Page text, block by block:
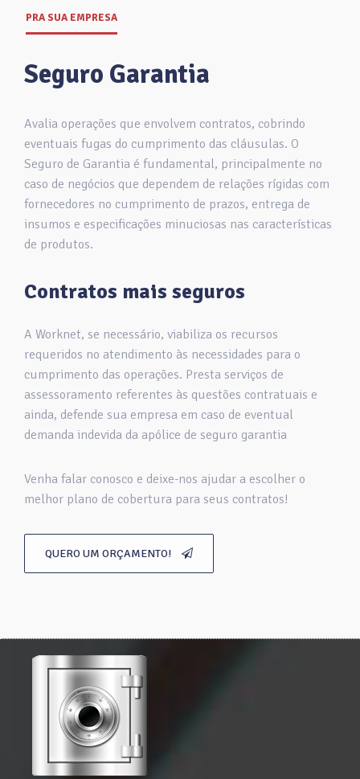
PRA SUA EMPRESA
Seguro Garantia
Avalia operações que envolvem contratos, cobrindo
eventuais fugas do cumprimento das cláusulas. O
Seguro de Garantia é fundamental, principalmente no
caso de negócios que dependem de relações rígidas com
fornecedores no cumprimento de prazos, entrega de
insumos e especificações minuciosas nas características
de produtos.
Contratos mais seguros
A Worknet, se necessário, viabiliza os recursos
requeridos no atendimento às necessidades para o
cumprimento das operações. Presta serviços de
assessoramento referentes às questões contratuais e
ainda, defende sua empresa em caso de eventual
demanda indevida da apólice de seguro garantia
Venha falar conosco e deixe-nos ajudar a escolher o
melhor plano de cobertura para seus contratos!
QUERO UM ORÇAMENTO!